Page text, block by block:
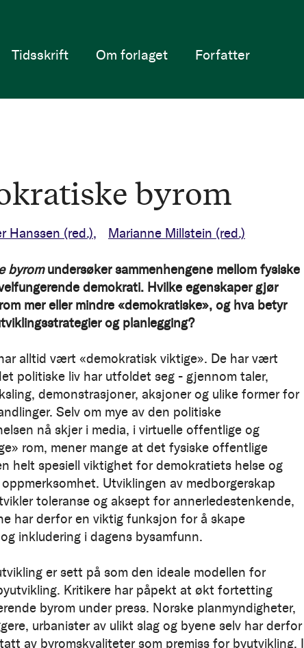
Tidsskrift Om forlaget Forfatter
byrom
Hanssen (red.) Marianne Millstein (red.)
byromundersøker sammenhengene mellom fysiske
demokrati. Hvilke egenskaper gjør
mer eller mindre «demokratiske», og hva betyr
og planlegging?
alltid vært «demokratisk viktige». De har vært
politiske liv har utfoldet seg - gjennom taler,
demonstrasjoner, aksjoner og ulike former for
Selv om mye av den politiske
nå skjer i media, i virtuelle offentlige og
rom, mener mange at det fysiske offentlige
helt spesiell viktighet for demokratiets helse og
Utviklingen av medborgerskap
toleranse og aksept for annerledestenkende,
har derfor en viktig funksjon for å skape
inkludering i dagens bysamfunn.
er sett på som den ideale modellen for
Kritikere har påpekt at økt fortetting
byrom under press. Norske planmyndigheter,
urbanister av ulikt slag og byene selv har derfor
av byromskvaliteter som premiss for byutvikling. I